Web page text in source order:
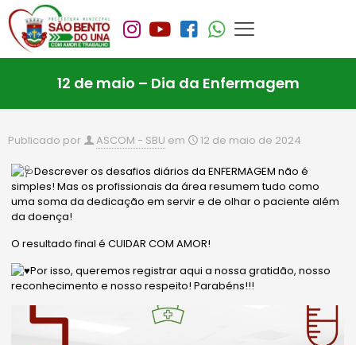
12 de maio – Dia da Enfermagem
Publicado por ASCOM - SBU em 12 de maio de 2024
Descrever os desafios diários da ENFERMAGEM não é
simples! Mas os profissionais da área resumem tudo como
uma soma da dedicação em servir e de olhar o paciente além
da doença!
O resultado final é CUIDAR COM AMOR!
Por isso, queremos registrar aqui a nossa gratidão, nosso
reconhecimento e nosso respeito! Parabéns!!!